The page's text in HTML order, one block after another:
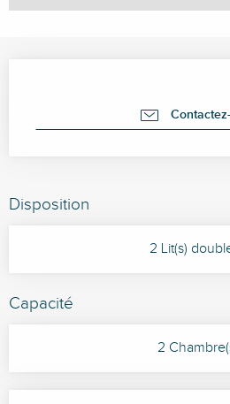
Disposition
2 Lit(s)
Capacité
2